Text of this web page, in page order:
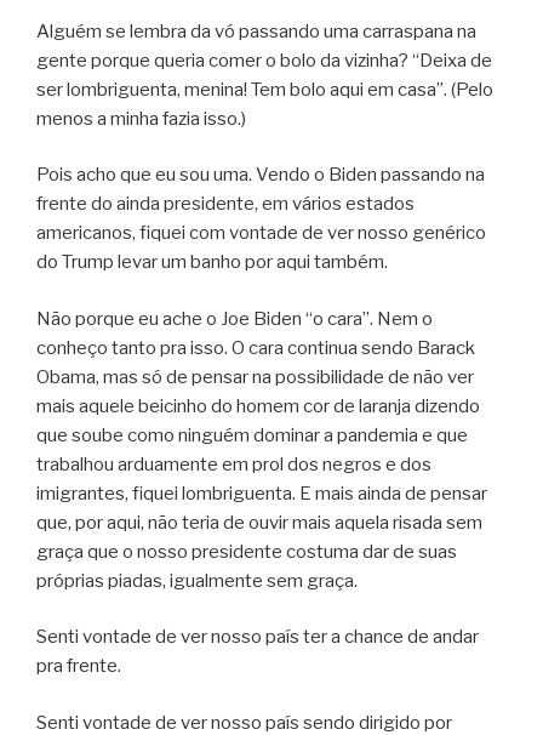
Alguém se lembra da vó passando uma carraspana na
gente porque queria comer o bolo da vizinha? “Deixa de
ser lombriguenta, menina! Tem bolo aqui em casa”. (Pelo
menos a minha fazia isso.)
Pois acho que eu sou uma. Vendo o Biden passando na
frente do ainda presidente, em vários estados
americanos, fiquei com vontade de ver nosso genérico
do Trump levar um banho por aqui também.
Não porque eu ache o Joe Biden “o cara”. Nem o
conheço tanto pra isso. O cara continua sendo Barack
Obama, mas só de pensar na possibilidade de não ver
mais aquele beicinho do homem cor de laranja dizendo
que soube como ninguém dominar a pandemia e que
trabalhou arduamente em prol dos negros e dos
imigrantes, fiquei lombriguenta. E mais ainda de pensar
que, por aqui, não teria de ouvir mais aquela risada sem
graça que o nosso presidente costuma dar de suas
próprias piadas, igualmente sem graça.
Senti vontade de ver nosso país ter a chance de andar
pra frente.
Senti vontade de ver nosso país sendo dirigido por